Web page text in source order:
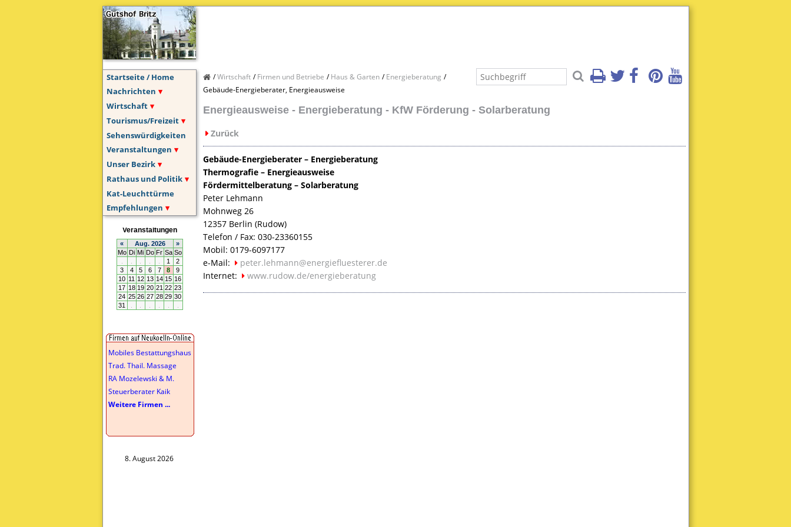
Startseite / Home
Nachrichten
Wirtschaft
Tourismus/Freizeit
Sehenswürdigkeiten
Veranstaltungen
Unser Bezirk
Rathaus und Politik
Kat-Leuchttürme
Empfehlungen
Mobiles Bestattungshaus
Trad. Thail. Massage
RA Mozelewski & M.
Steuerberater Kaik
Weitere Firmen ...
8. August 2026
Wirtschaft Firmen und Betriebe Haus & Garten
Energieberatung
Gebäude-Energieberater, Energieausweise
Energieausweise - Energieberatung - KfW Förderung - Solarberatung
Zurück
Gebäude-Energieberater – Energieberatung
Thermografie – Energieausweise
Fördermittelberatung – Solarberatung
Peter Lehmann
Mohnweg 26
12357 Berlin (Rudow)
Telefon / Fax: 030-23360155
Mobil: 0179-6097177
e-Mail:
peter.lehmann@energiefluesterer.de
Internet:
www.rudow.de/energieberatung